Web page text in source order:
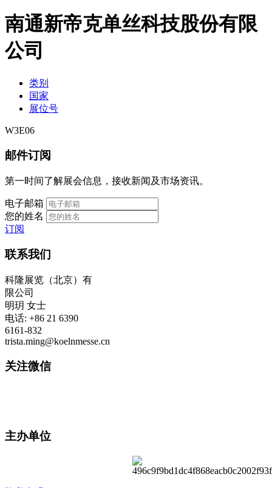
南通新帝克单丝科技股份有限
公司
类别
国家
展位号
W3E06
邮件订阅
第一时间了解展会信息，接收新闻及市场资讯。
电子邮箱
您的姓名
订阅
联系我们
科隆展览（北京）有
限公司
明玥 女士
电话: +86 21 6390
6161-832
trista.ming@koelnmesse.cn
关注微信
主办单位